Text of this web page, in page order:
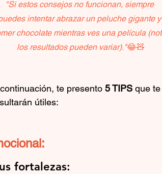
"Si estos consejos no funcionan, siempre
intentar abrazar un peluche gigante
chocolate mientras ves una película
los resultados pueden variar)."😂🧸
te presento 5 TIPS que
útiles:
fortalezas: